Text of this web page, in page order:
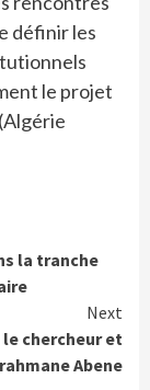
définir les
le projet
la tranche
Next
chercheur et
Abene